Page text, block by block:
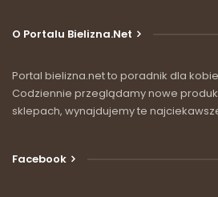
O Portalu Bielizna.net
Portal bielizna.net to poradnik dla
Codziennie przeglądamy nowe
sklepach, wynajdujemy te
Facebook